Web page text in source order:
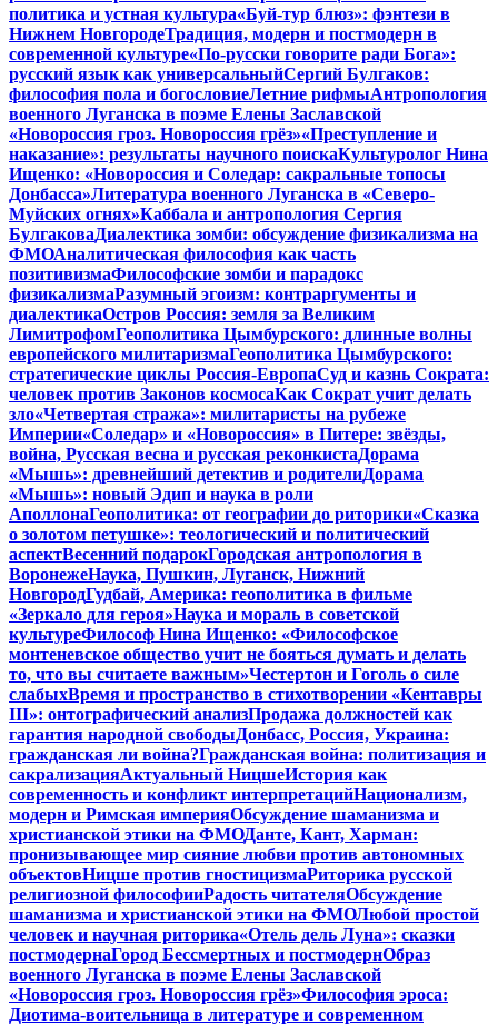
политика и устная культура«Буй-тур блюз»: фэнтези в
Нижнем НовгородеТрадиция, модерн и постмодерн в
современной культуре«По-русски говорите ради Бога»:
русский язык как универсальныйСергий Булгаков:
философия пола и богословиеЛетние рифмыАнтропология
военного Луганска в поэме Елены Заславской
«Новороссия гроз. Новороссия грёз»«Преступление и
наказание»: результаты научного поискаКультуролог Нина
Ищенко: «Новороссия и Соледар: сакральные топосы
Донбасса»Литература военного Луганска в «Северо-
Муйских огнях»Каббала и антропология Сергия
БулгаковаДиалектика зомби: обсуждение физикализма на
ФМОАналитическая философия как часть
позитивизмаФилософские зомби и парадокс
физикализмаРазумный эгоизм: контраргументы и
диалектикаОстров Россия: земля за Великим
ЛимитрофомГеополитика Цымбурского: длинные волны
европейского милитаризмаГеополитика Цымбурского:
стратегические циклы Россия-ЕвропаСуд и казнь Сократа:
человек против Законов космосаКак Сократ учит делать
зло«Четвертая стража»: милитаристы на рубеже
Империи«Соледар» и «Новороссия» в Питере: звёзды,
война, Русская весна и русская реконкистаДорама
«Мышь»: древнейший детектив и родителиДорама
«Мышь»: новый Эдип и наука в роли
АполлонаГеополитика: от географии до риторики«Сказка
о золотом петушке»: теологический и политический
аспектВесенний подарокГородская антропология в
ВоронежеНаука, Пушкин, Луганск, Нижний
НовгородГудбай, Америка: геополитика в фильме
«Зеркало для героя»Наука и мораль в советской
культуреФилософ Нина Ищенко: «Философское
монтеневское общество учит не бояться думать и делать
то, что вы считаете важным»Честертон и Гоголь о силе
слабыхВремя и пространство в стихотворении «Кентавры
III»: онтографический анализПродажа должностей как
гарантия народной свободыДонбасс, Россия, Украина:
гражданская ли война?Гражданская война: политизация и
сакрализацияАктуальный НицшеИстория как
современность и конфликт интерпретацийНационализм,
модерн и Римская империяОбсуждение шаманизма и
христианской этики на ФМОДанте, Кант, Харман:
пронизывающее мир сияние любви против автономных
объектовНицше против гностицизмаРиторика русской
религиозной философииРадость читателяОбсуждение
шаманизма и христианской этики на ФМОЛюбой простой
человек и научная риторика«Отель дель Луна»: сказки
постмодернаГород Бессмертных и постмодернОбраз
военного Луганска в поэме Елены Заславской
«Новороссия гроз. Новороссия грёз»Философия эроса:
Диотима-воительница в литературе и современном